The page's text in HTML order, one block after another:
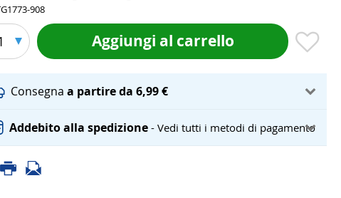
908
Aggiungi al carrello
Consegnaa partire da 6,99 €
Addebito alla spedizione- Vedi tutti i metodi di pagamento